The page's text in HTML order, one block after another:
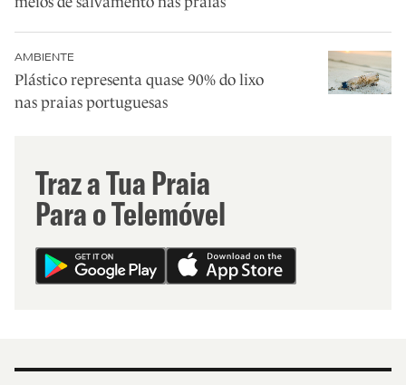
AMBIENTE
Plástico representa quase 90% do lixo
nas praias portuguesas
Traz a Tua Praia
Para o Telemóvel